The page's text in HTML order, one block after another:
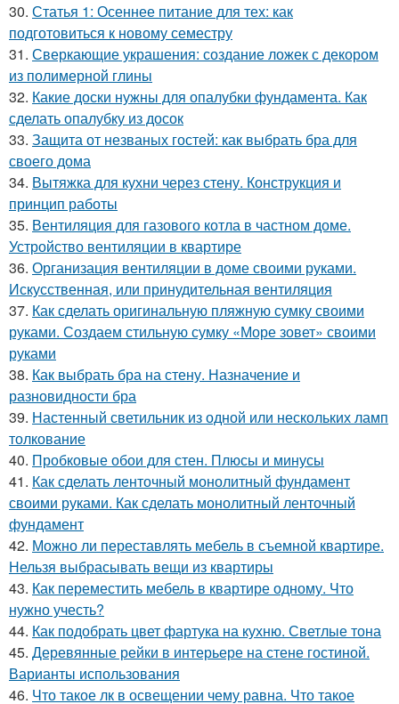
30. Статья 1: Осеннее питание для тех: как
подготовиться к новому семестру
31. Сверкающие украшения: создание ложек с декором
из полимерной глины
32. Какие доски нужны для опалубки фундамента. Как
сделать опалубку из досок
33. Защита от незваных гостей: как выбрать бра для
своего дома
34. Вытяжка для кухни через стену. Конструкция и
принцип работы
35. Вентиляция для газового котла в частном доме.
Устройство вентиляции в квартире
36. Организация вентиляции в доме своими руками.
Искусственная, или принудительная вентиляция
37. Как сделать оригинальную пляжную сумку своими
руками. Создаем стильную сумку «Море зовет» своими
руками
38. Как выбрать бра на стену. Назначение и
разновидности бра
39. Настенный светильник из одной или нескольких ламп
толкование
40. Пробковые обои для стен. Плюсы и минусы
41. Как сделать ленточный монолитный фундамент
своими руками. Как сделать монолитный ленточный
фундамент
42. Можно ли переставлять мебель в съемной квартире.
Нельзя выбрасывать вещи из квартиры
43. Как переместить мебель в квартире одному. Что
нужно учесть?
44. Как подобрать цвет фартука на кухню. Светлые тона
45. Деревянные рейки в интерьере на стене гостиной.
Варианты использования
46. Что такое лк в освещении чему равна. Что такое